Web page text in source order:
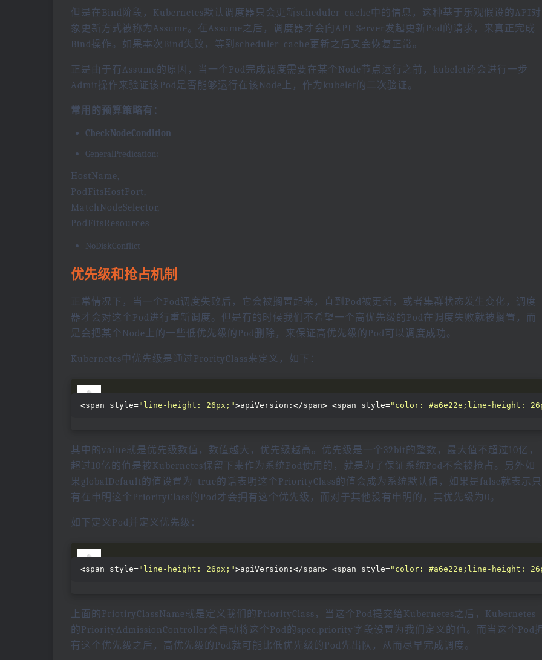
但是在Bind阶段，Kubernetes默认调度器只会更新scheduler cache中的信息，这种基于乐观假设的API对
象更新方式被称为Assume。在Assume之后，调度器才会向API Server发起更新Pod的请求，来真正完成
Bind操作。如果本次Bind失败，等到scheduler cache更新之后又会恢复正常。
正是由于有Assume的原因，当一个Pod完成调度需要在某个Node节点运行之前，kubelet还会进行一步
Admit操作来验证该Pod是否能够运行在该Node上，作为kubelet的二次验证。
常用的预算策略有：
CheckNodeCondition
GeneralPredication:
HostName,
PodFitsHostPort,
MatchNodeSelector,
PodFitsResources
NoDiskConflict
优先级和抢占机制
正常情况下，当一个Pod调度失败后，它会被搁置起来，直到Pod被更新，或者集群状态发生变化，调度
器才会对这个Pod进行重新调度。但是有的时候我们不希望一个高优先级的Pod在调度失败就被搁置，而
是会把某个Node上的一些低优先级的Pod删除，来保证高优先级的Pod可以调度成功。
Kubernetes中优先级是通过ProrityClass来定义，如下：
<span style="line-height: 26px;">apiVersion: </span> <span style="color: #a6e22e;line-height:
其中的value就是优先级数值，数值越大，优先级越高。优先级是一个32bit的整数，最大值不超过10亿，
超过10亿的值是被Kubernetes保留下来作为系统Pod使用的，就是为了保证系统Pod不会被抢占。另外如
果globalDefault的值设置为 true的话表明这个PriorityClass的值会成为系统默认值，如果是false就表示只
有在申明这个PriorityClass的Pod才会拥有这个优先级，而对于其他没有申明的，其优先级为0。
如下定义Pod并定义优先级：
<span style="line-height: 26px;">apiVersion: </span> <span style="color: #a6e22e;line-height:
上面的PriotiryClassName就是定义我们的PriorityClass，当这个Pod提交给Kubernetes之后，Kubernetes
的PriorityAdmissionController会自动将这个Pod的spec.priority字段设置为我们定义的值。而当这个Pod
有这个优先级之后，高优先级的Pod就可能比低优先级的Pod先出队，从而尽早完成调度。